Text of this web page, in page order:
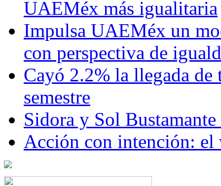
UAEMéx más igualitaria
Impulsa UAEMéx un
con perspectiva de
Cayó 2.2% la llegada de
semestre
Sidora y Sol
Acción con intención: el